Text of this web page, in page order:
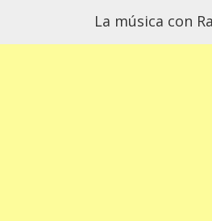
La música con